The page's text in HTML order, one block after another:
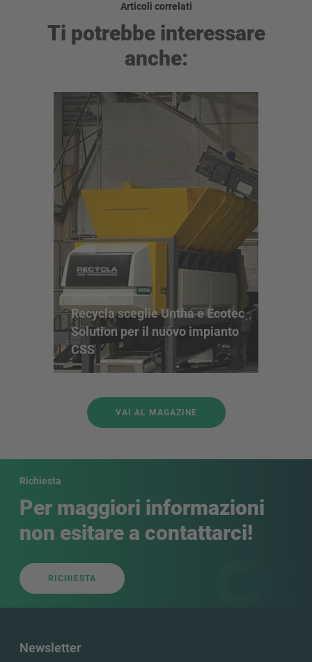
Articoli correlati
Ti potrebbe interessare
anche:
Recycla sceglie Untha e Ecotec
Solution per il nuovo impianto
CSS
VAI AL MAGAZINE
Richiesta
Per maggiori informazioni
non esitare a contattarci!
RICHIESTA
Newsletter